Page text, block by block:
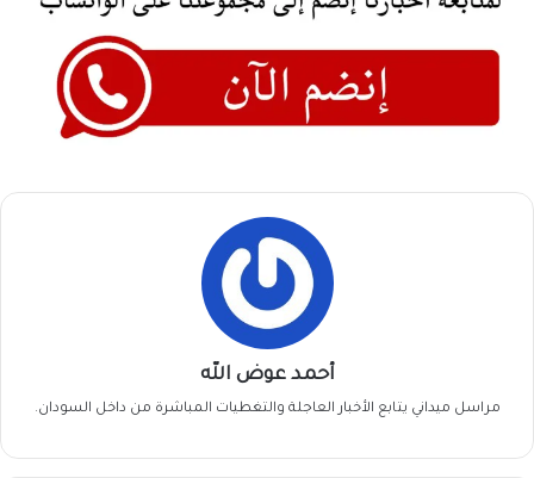
أحمد عوض الله
مراسل ميداني يتابع الأخبار العاجلة والتغطيات المباشرة من داخل السودان.